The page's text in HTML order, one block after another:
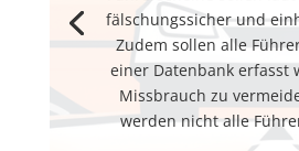
fälschungssicher und
Zudem sollen alle
einer Datenbank erfasst
Missbrauch zu
werden nicht alle